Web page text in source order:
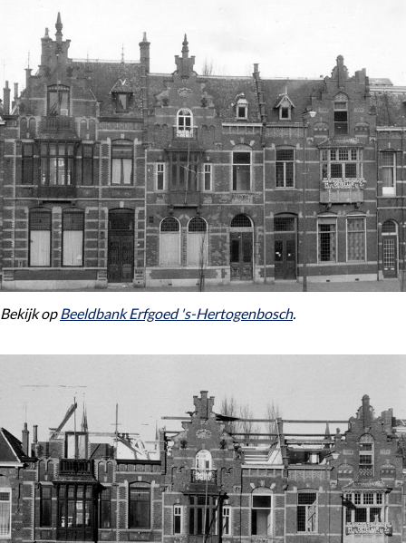
Bekijk opBeeldbank Erfgoed 's-Hertogenbosch.